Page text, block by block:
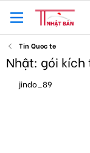
Tin Quoc te
Nhật: gói kích
hjindo_89